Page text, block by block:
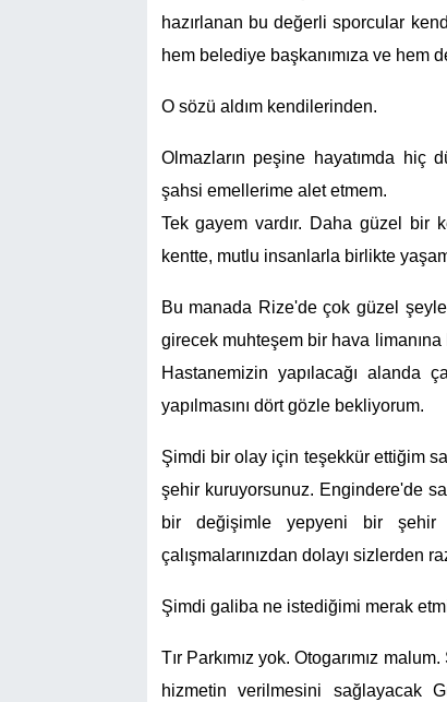
hazırlanan bu değerli sporcular
hem belediye başkanımıza ve hem
O sözü aldım kendilerinden.
Olmazların peşine hayatımda hiç
şahsi emellerime alet etmem.
Tek gayem vardır. Daha güzel bir
kentte, mutlu insanlarla birlikte
Bu manada Rize'de çok güzel
girecek muhteşem bir hava limanına
Hastanemizin yapılacağı alanda
yapılmasını dört gözle bekliyorum.
Şimdi bir olay için teşekkür ettiğim
şehir kuruyorsunuz. Engindere'de
bir değişimle yepyeni bir şehir
çalışmalarınızdan dolayı sizlerden
Şimdi galiba ne istediğimi merak
Tır Parkımız yok. Otogarımız
hizmetin verilmesini sağlayacak